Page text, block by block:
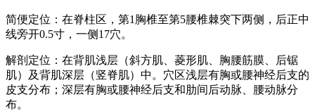
简便定位：在脊柱区，第1胸椎至第5腰椎棘突下两侧，后正中
线旁开0.5寸，一侧17穴。
解剖定位：在背肌浅层（斜方肌、菱形肌、胸腰筋膜、后锯
肌）及背肌深层（竖脊肌）中。穴区浅层有胸或腰神经后支的
皮支分布；深层有胸或腰神经后支和肋间后动脉、腰动脉分
布。